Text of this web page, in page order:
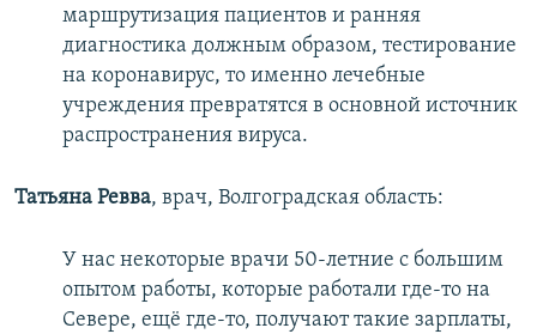
маршрутизация пациентов и ранняя
диагностика должным образом, тестирование
на коронавирус, то именно лечебные
учреждения превратятся в основной источник
распространения вируса.
Татьяна Ревва, врач, Волгоградская область:
У нас некоторые врачи 50-летние с большим
опытом работы, которые работали где-то на
Севере, ещё где-то, получают такие зарплаты,